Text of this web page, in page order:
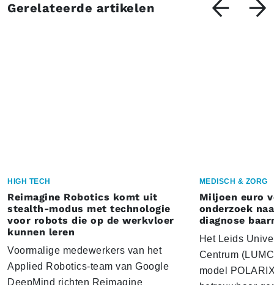
Gerelateerde artikelen
HIGH TECH
Reimagine Robotics komt uit
stealth-modus met technologie
voor robots die op de werkvloer
kunnen leren
Voormalige medewerkers van het
Applied Robotics-team van Google
DeepMind richten Reimagine
MEDISCH & ZORG
Miljoen euro
onderzoek
diagnose
Het Leids
Centrum
model